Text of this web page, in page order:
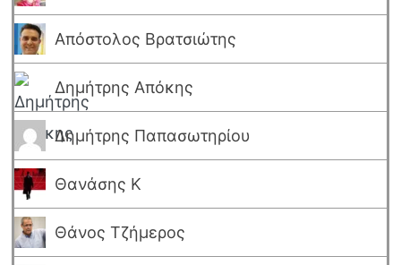
Απόστολος Βρατσιώτης
Δημήτρης Απόκης
Δημήτρης Παπασωτηρίου
Θανάσης Κ
Θάνος Τζήμερος